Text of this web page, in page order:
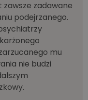
zadawane
podejrzanego.
mu
nie budzi